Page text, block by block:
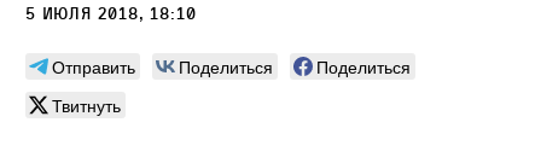
5 июля 2018, 18:10
Отправить Поделиться
Поделиться
Твитнуть